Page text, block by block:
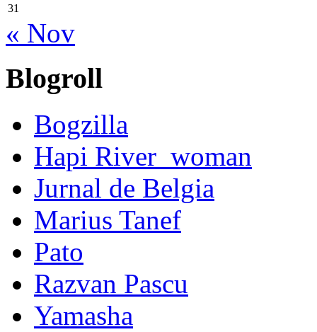
31
« Nov
Blogroll
Bogzilla
Hapi River_woman
Jurnal de Belgia
Marius Tanef
Pato
Razvan Pascu
Yamasha